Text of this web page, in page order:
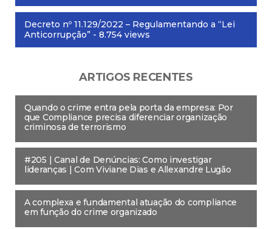
Decreto nº 11.129/2022 – Regulamentando a “Lei
Anticorrupção” - 8.754 views
ARTIGOS RECENTES
Quando o crime entra pela porta da empresa: Por
que Compliance precisa diferenciar organização
criminosa de terrorismo
#205 | Canal de Denúncias: Como investigar
lideranças | Com Viviane Dias e Allexandre Lugão
A complexa e fundamental atuação do compliance
em função do crime organizado